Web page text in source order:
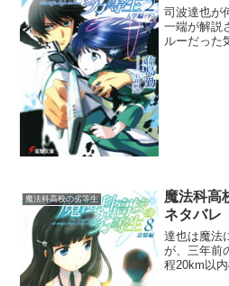
司波達也が
一端が解説
ルーだった
魔法科高校の劣等生
魔法科高
ネタバレ
達也は魔法
が、三年前
程20km以